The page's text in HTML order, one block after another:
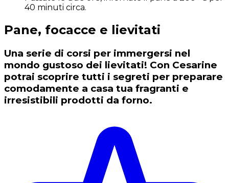
40 minuti circa.
Pane, focacce e lievitati
Una serie di corsi per immergersi nel
mondo gustoso dei lievitati! Con Cesarine
potrai scoprire tutti i segreti per preparare
comodamente a casa tua fragranti e
irresistibili prodotti da forno.